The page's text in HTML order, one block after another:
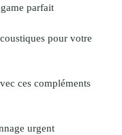
parfait
pour votre
ces compléments
urgent